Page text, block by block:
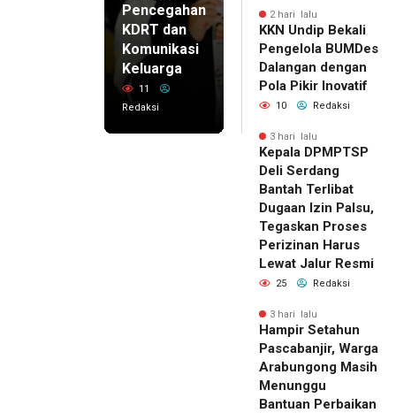
Pencegahan
KDRT dan
Komunikasi
Keluarga
11
Redaksi
2 hari lalu
KKN Undip Bekali
Pengelola BUMDes
Dalangan dengan
Pola Pikir Inovatif
10 Redaksi
3 hari lalu
Kepala DPMPTSP
Deli Serdang
Bantah Terlibat
Dugaan Izin Palsu,
Tegaskan Proses
Perizinan Harus
Lewat Jalur Resmi
25 Redaksi
3 hari lalu
Hampir Setahun
Pascabanjir, Warga
Arabungong Masih
Menunggu
Bantuan Perbaikan